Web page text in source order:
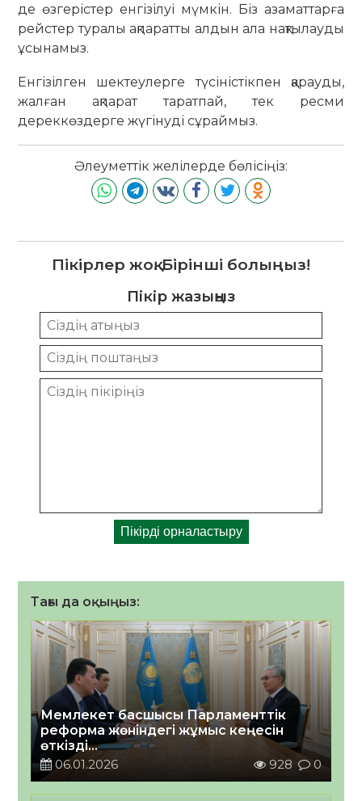
де өзгерістер енгізілуі мүмкін. Біз азаматтарға
рейстер туралы ақпаратты алдын ала нақтылауды
ұсынамыз.
Енгізілген шектеулерге түсіністікпен қарауды,
жалған ақпарат таратпай, тек ресми
дереккөздерге жүгінуді сұраймыз.
Әлеуметтік желілерде бөлісіңіз:
Пікірлер жоқ. Бірінші болыңыз!
Пікір жазыңыз
Тағы да оқыңыз:
Мемлекет басшысы Парламенттік
реформа жөніндегі жұмыс кеңесін
өткізді
2026 жылғы 06 қаңтар
06.01.2026 928 0